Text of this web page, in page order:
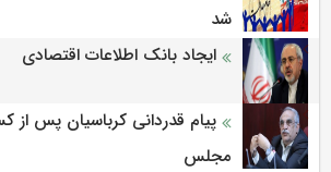
شد
ایجاد بانک اطلاعات اقتصادی
پیام قدردانی کرباسیان پس از
مجلس